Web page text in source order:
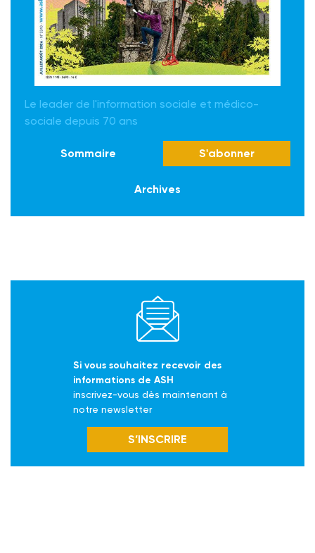
Le leader de l'information sociale et médico-
sociale depuis 70 ans
Sommaire S'abonner
Archives
Si vous souhaitez recevoir des
informations de ASH
inscrivez-vous dès maintenant à
notre newsletter
S’INSCRIRE